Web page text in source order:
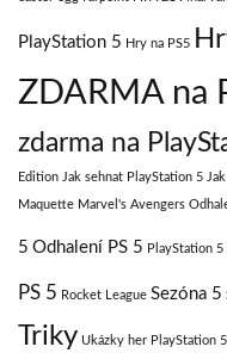
PlayStation 5 Hry na PS5
ZDARMA na
zdarma na
Edition Jak sehnat PlayStation 5
Maquette Marvel's Avengers
5 Odhalení PS 5 PlayStation 5
PS 5 Rocket League Sezóna 5
Triky Ukázky her PlayStation 5